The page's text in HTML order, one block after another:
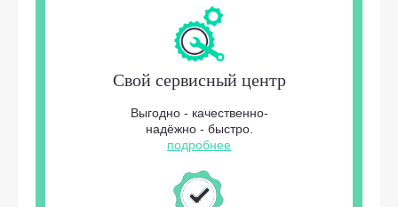
Свой сервисный центр
Выгодно - качественно-
надёжно - быстро.
подробнее